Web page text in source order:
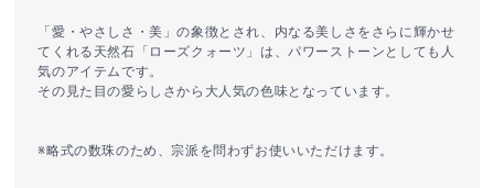
「愛・やさしさ・美」の象徴とされ、内なる美しさをさらに輝かせ
てくれる天然石「ローズクォーツ」は、パワーストーンとしても人
気のアイテムです。
その見た目の愛らしさから大人気の色味となっています。
※略式の数珠のため、宗派を問わずお使いいただけます。